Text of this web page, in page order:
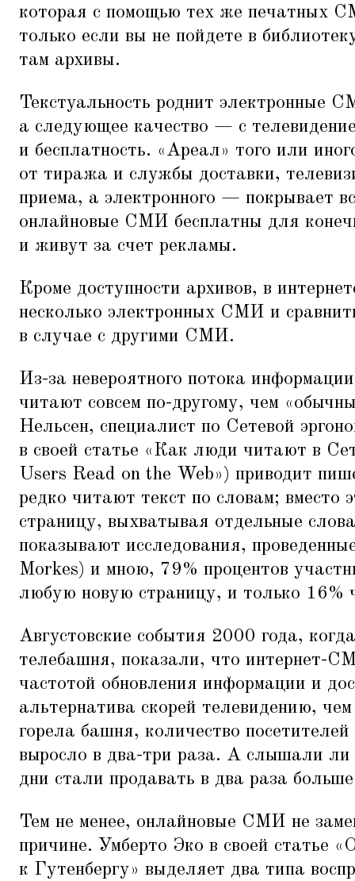
которая с помощью тех же печатных
только если вы не пойдете в
там архивы.
Текстуальность роднит электронные
а следующее качество — с
и бесплатность. «Ареал» того или
от тиража и службы доставки,
приема, а электронного — покрывает
онлайновые СМИ бесплатны для
и живут за счет рекламы.
Кроме доступности архивов, в
несколько электронных СМИ и
в случае с другими СМИ.
Из-за невероятного потока
читают совсем по-другому, чем «
Нельсен, специалист по Сетевой
в своей статье «Как люди читают в
Users Read on the Web») приводит
редко читают текст по словам; вместо
страницу, выхватывая отдельные
показывают исследования,
Morkes) и мною, 79% процентов
любую новую страницу, и только 16%
Августовские события 2000 года,
телебашня, показали, что интернет-
частотой обновления информации и
альтернатива скорей телевидению,
горела башня, количество
выросло в два-три раза. А слышали ли
дни стали продавать в два раза
Тем не менее, онлайновые СМИ не
причине. Умберто Эко в своей статье «
к Гутенбергу» выделяет два типа